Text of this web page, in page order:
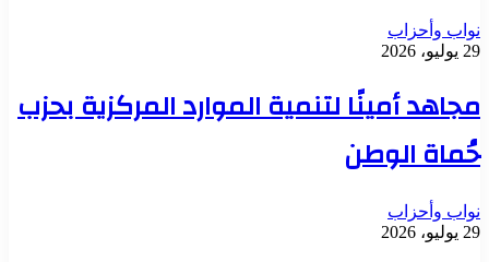
نواب وأحزاب
29 يوليو، 2026
مجاهد أمينًا لتنمية الموارد المركزية بحزب
حُماة الوطن
نواب وأحزاب
29 يوليو، 2026